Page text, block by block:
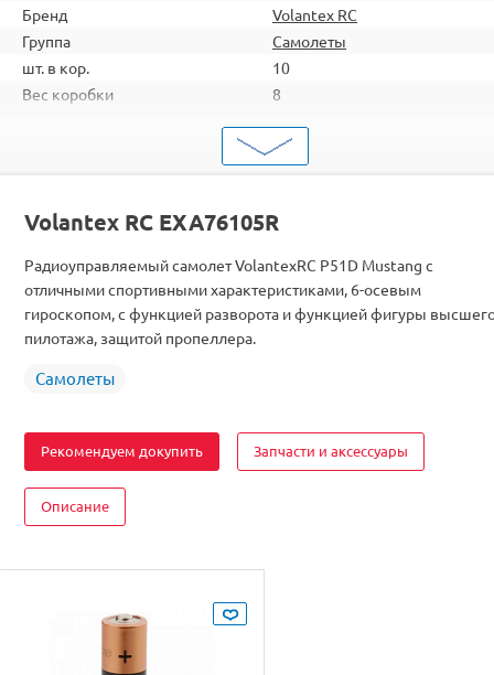
Бренд
Volantex RC
Группа
Самолеты
шт. в кор.
10
Вес коробки
8
2000000094854
Серия
с гироскопом
Комплектация
Volantex RC EXA76105R
Радиоуправляемый самолет VolantexRC P51D Mustang с
отличными спортивными характеристиками, 6-осевым
гироскопом, с функцией разворота и функцией фигуры
пилотажа, защитой пропеллера.
Самолеты
Рекомендуем докупить Запчасти и аксессуары
Описание